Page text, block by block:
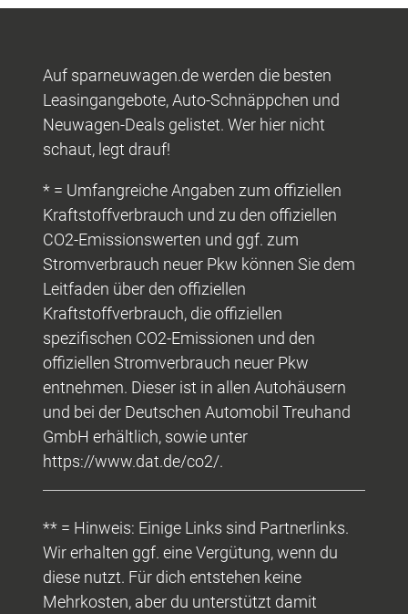
Auf sparneuwagen.de werden die besten
Leasingangebote, Auto-Schnäppchen und
Neuwagen-Deals gelistet. Wer hier nicht
schaut, legt drauf!
* = Umfangreiche Angaben zum offiziellen
Kraftstoffverbrauch und zu den offiziellen
CO2-Emissionswerten und ggf. zum
Stromverbrauch neuer Pkw können Sie dem
Leitfaden über den offiziellen
Kraftstoffverbrauch, die offiziellen
spezifischen CO2-Emissionen und den
offiziellen Stromverbrauch neuer Pkw
entnehmen. Dieser ist in allen Autohäusern
und bei der Deutschen Automobil Treuhand
GmbH erhältlich, sowie unter
https://www.dat.de/co2/.
** = Hinweis: Einige Links sind Partnerlinks.
Wir erhalten ggf. eine Vergütung, wenn du
diese nutzt. Für dich entstehen keine
Mehrkosten, aber du unterstützt damit